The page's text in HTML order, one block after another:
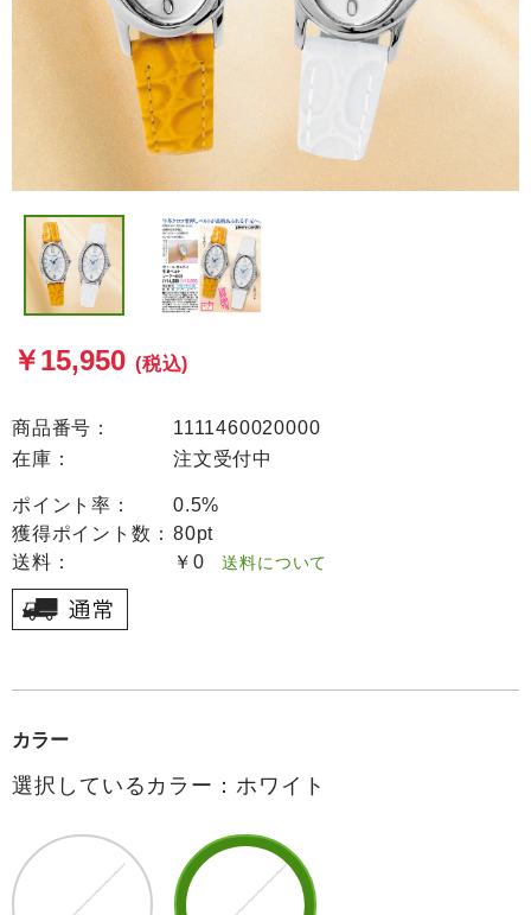
￥15,950 (税込)
商品番号：
1111460020000
在庫：
注文受付中
ポイント率：
0.5%
獲得ポイント数： 80pt
送料：
￥0 送料について
カラー
選択しているカラー：ホワイト